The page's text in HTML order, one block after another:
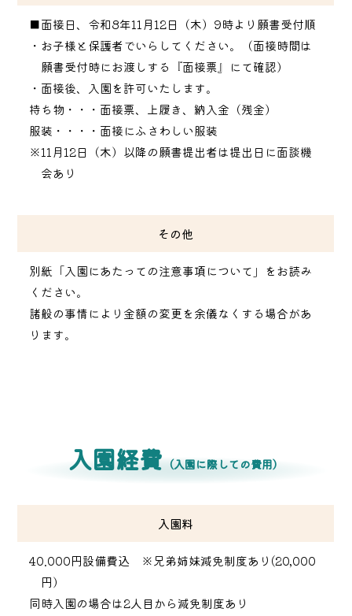
■面接日、令和8年11月12日（木）9時より願書受付順
・お子様と保護者でいらしてください。（面接時間は
願書受付時にお渡しする『面接票』にて確認）
・面接後、入園を許可いたします。
持ち物・・・面接票、上履き、納入金（残金）
服装・・・・面接にふさわしい服装
※11月12日（木）以降の願書提出者は提出日に面談機
会あり
その他
別紙「入園にあたっての注意事項について」をお読み
ください。
諸般の事情により金額の変更を余儀なくする場合があ
ります。
入園経費（入園に際しての費用）
入園料
40.000円設備費込 ※兄弟姉妹減免制度あり(20,000
円）
同時入園の場合は2人目から減免制度あり